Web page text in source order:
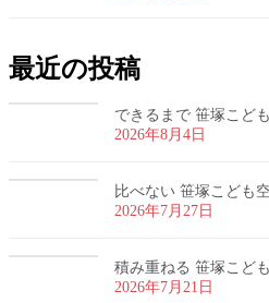
最近の投稿
できるまで 笹塚こど
2026年8月4日
比べない 笹塚こども
2026年7月27日
積み重ねる 笹塚こど
2026年7月21日